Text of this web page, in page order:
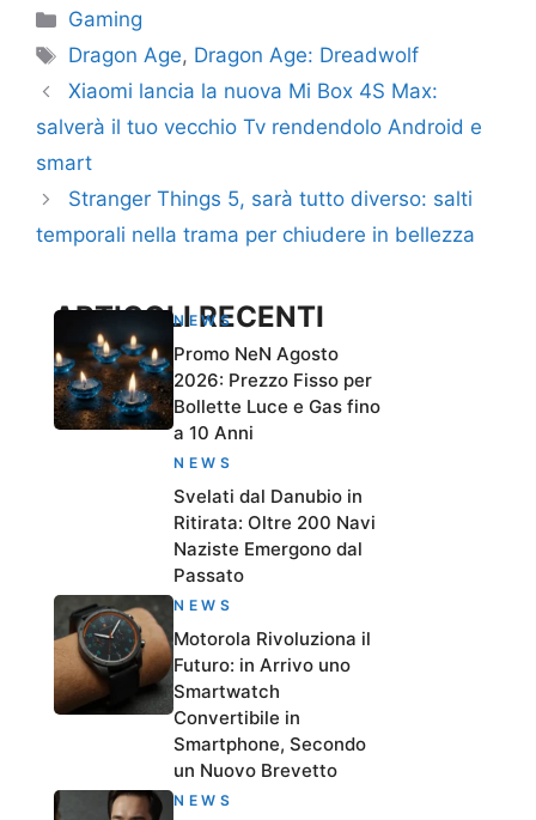
Categorie
Gaming
Tag
Dragon Age, Dragon Age: Dreadwolf
Xiaomi lancia la nuova Mi Box 4S Max:
salverà il tuo vecchio Tv rendendolo Android e
smart
Stranger Things 5, sarà tutto diverso: salti
temporali nella trama per chiudere in bellezza
ARTICOLI RECENTI
NEWS
Promo NeN Agosto
2026: Prezzo Fisso per
Bollette Luce e Gas fino
a 10 Anni
NEWS
Svelati dal Danubio in
Ritirata: Oltre 200 Navi
Naziste Emergono dal
Passato
NEWS
Motorola Rivoluziona il
Futuro: in Arrivo uno
Smartwatch
Convertibile in
Smartphone, Secondo
un Nuovo Brevetto
NEWS